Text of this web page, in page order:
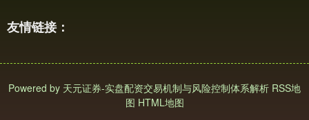
友情链接：
Powered by 天元证券-实盘配资交易机制与风险控制体系解析 RSS地
图 HTML地图